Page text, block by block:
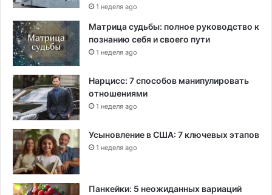
1 неделя ago
Матрица судьбы: полное руководство к
познанию себя и своего пути
1 неделя ago
Нарцисс: 7 способов манипулировать
отношениями
1 неделя ago
Усыновление в США: 7 ключевых этапов
1 неделя ago
Панкейки: 5 неожиданных вариаций